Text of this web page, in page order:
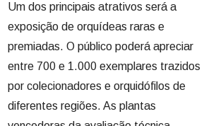
Um dos principais atrativos será a
exposição de orquídeas raras e
premiadas. O público poderá apreciar
entre 700 e 1.000 exemplares trazidos
por colecionadores e orquidófilos de
diferentes regiões. As plantas